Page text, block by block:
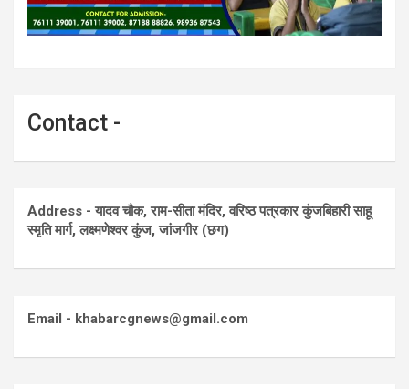
Contact -
Address - यादव चौक, राम-सीता मंदिर, वरिष्ठ पत्रकार कुंजबिहारी साहू
स्मृति मार्ग, लक्ष्मणेश्वर कुंज, जांजगीर (छग)
Email - khabarcgnews@gmail.com